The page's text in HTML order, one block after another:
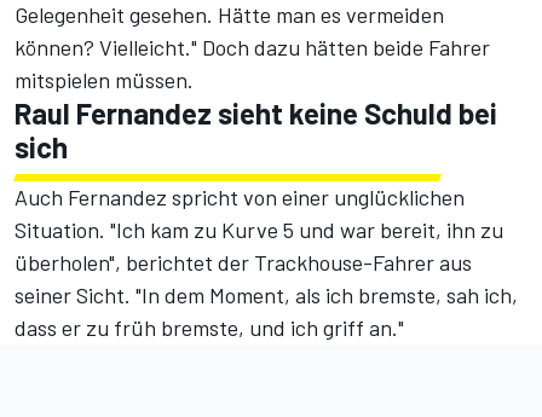
Gelegenheit gesehen. Hätte man es vermeiden
können? Vielleicht." Doch dazu hätten beide Fahrer
mitspielen müssen.
Raul Fernandez sieht keine Schuld bei
sich
Auch Fernandez spricht von einer unglücklichen
Situation. "Ich kam zu Kurve 5 und war bereit, ihn zu
überholen", berichtet der Trackhouse-Fahrer aus
seiner Sicht. "In dem Moment, als ich bremste, sah ich,
dass er zu früh bremste, und ich griff an."